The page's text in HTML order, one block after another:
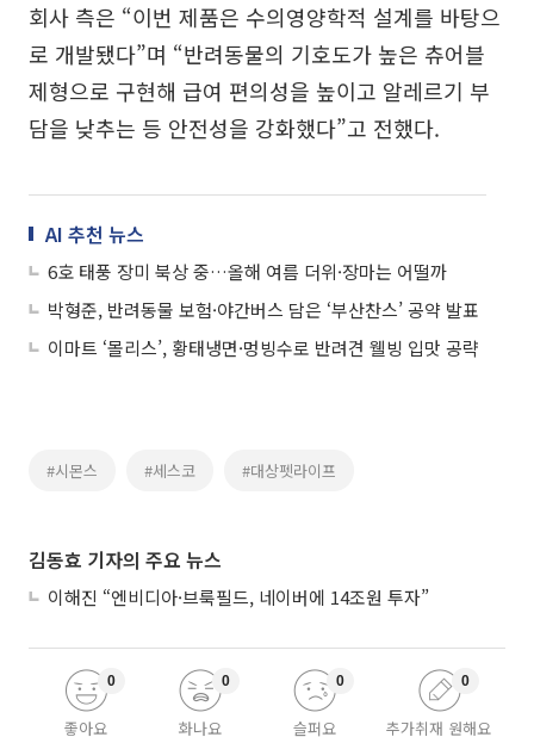
회사 측은 “이번 제품은 수의영양학적 설계를 바탕으
로 개발됐다”며 “반려동물의 기호도가 높은 츄어블
제형으로 구현해 급여 편의성을 높이고 알레르기 부
담을 낮추는 등 안전성을 강화했다”고 전했다.
AI 추천 뉴스
6호 태풍 장미 북상 중…올해 여름 더위·장마는 어떨까
박형준, 반려동물 보험·야간버스 담은 ‘부산찬스’ 공약 발표
이마트 ‘몰리스’, 황태냉면·멍빙수로 반려견 웰빙 입맛 공략
#시몬스 #세스코 #대상펫라이프
김동효 기자의 주요 뉴스
이해진 “엔비디아·브룩필드, 네이버에 14조원 투자”
좋아요
0
화나요
0
슬퍼요
0
추가취재 원해요
0